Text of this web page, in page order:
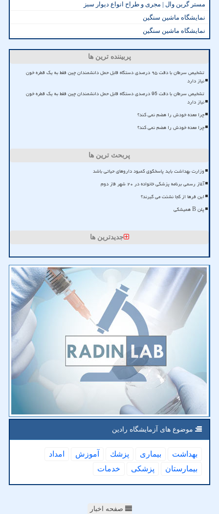
مستر گرین وال | مجری و طراح انواع دیوار سبز
نمایشگاه ماشین سنگین
نمایشگاه ماشین سنگین
پربیننده ترین ها
تشخیص سرطان با دقت ۹۵ درصدی دستگاه قابل حمل دانشمندان چین فقط به یک قطره خون
نیاز دارد
تشخیص سرطان با دقت 95 درصدی دستگاه قابل حمل دانشمندان چین فقط به یک قطره خون
نیاز دارد
چرا معده خودش را هضم نمی کند؟
چرا معده خودش را هضم نمی کند؟
پربحث ترین ها
وزارت بهداشت باید پاسخگوی کمبود داروهای حیاتی باشد
آغاز رسمی برنامه پزشکی خانواده در ۲۰ شهر فاز دوم
این فرها از کجا نشئت می گیرند؟
پلن B همیشگی
جدیدترین ها
موضوع های آزمایشگاه رادین
بهداشت بیماری پزشك آموزش
امداد
بیمارستان
پزشكی خدمات
صفحه اخبار